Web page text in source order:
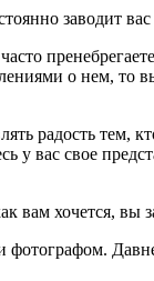
заводит
о нем, то
радость тем,
у вас свое
вам хочется,